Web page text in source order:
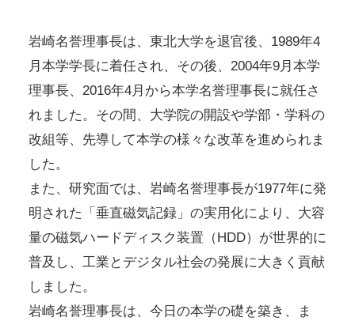
岩崎名誉理事長は、東北大学を退官後、1989年4
月本学学長に着任され、その後、2004年9月本学
理事長、2016年4月から本学名誉理事長に就任さ
れました。その間、大学院の開設や学部・学科の
改組等、先導して本学の様々な改革を進められま
した。
また、研究面では、岩崎名誉理事長が1977年に発
明された「垂直磁気記録」の実用化により、大容
量の磁気ハードディスク装置（HDD）が世界的に
普及し、工業とデジタル社会の発展に大きく貢献
しました。
岩崎名誉理事長は、今日の本学の礎を築き、ま